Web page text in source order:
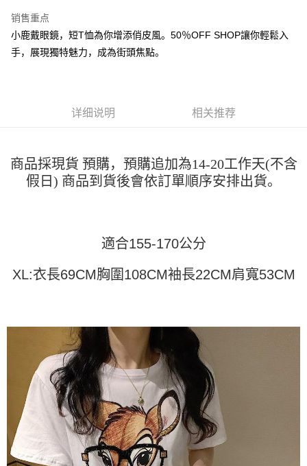
Google Pay
Plus PAY
【大哥付你分期使用说明】
程，验证手机门号后，选择欲分期的期数、缴款截止日，确认付款后即完成
交易。
3. 实际核准额度、可分期数及费用金额请依后续交易确认页面所载为准。
1. 分期款项不并入电信账单，“大哥付你分期”于每月结算日后寄送缴费提醒
2. 通过短信链接打开账单后，可选择 “超商条码／台湾大直营门市／银行转
本服务购买商品或服务，并由商店将买卖／分期付款买卖价金债权让与本公
司后，依约使用本公司账单缴交账款。
2. 基于同意付款使用 “大哥付你分期”之契约关系目的，商店将以您的个人资
料（包含姓名、电话或地址）提供予台湾大哥大进项收集、处理及利用，由
台湾大哥大与本人进行分期账单所需资料之确认、核对及更正。
3. 完整用户服务条款，请详阅以下链接：https://oppay.tw/userRule
AFTEE先享后付
1. 於付款方式選擇AFTEE先享後付，將跳出AFTEE先享後付手機驗證視
窗。
2. 進行簡訊驗證之後，即可完成結帳手續。
5. 收到商品當下無需繳費，確認無誤後，請再利用繳費通知簡訊或AFTEE
APP於四大便利商店‧ATM/網銀等方式進行付款。
請留意繳費期限為 14 天。唯有下載 AFTEE App 成為 AFTEE 會員者方能享
出。使用AFTEE下訂可以延長您收到商品前的繳費天數，但無法保證一定能
夠在期限內收到商品(例如:預購商品或預計到貨時間較長者)。因此無論收到
商品與否，仍需要請您在AFTEE規定的時間內完成繳費。
二、付款限制
1. 初次使用 AFTEE 時，將依認證結果及本公司審查結果，核予每個人不同
之上限額度
2. 結帳金額須大於NT$30
3. 目前僅支援台灣會員
三、聲明條款
「AFTEE先享後付」(下稱本服務)乃由恩沛科技股份有限公司(下稱 AFTEE )
ATM付款
每笔NT$45
每笔NT$45，满NT$499(含以上)免运费
付款 後7-11取貨
每笔NT$45，满NT$499(含以上)免运费
宅配
每笔NT$70，满NT$499(含以上)免运费
销售重点
小鹿戴眼鏡，短T恤為你增添俏皮風。50％OFF SHOP讓你輕鬆入
手，展現獨特魅力，成為街頭焦點。
详细说明 相关推荐
商品採現貨 預購，預購追加為14-20工作天(不含
假日) 商品到貨後會依訂單順序安排出貨。
適合155-170公分
XL:衣長69CM胸圍108CM袖長22CM肩寬53CM